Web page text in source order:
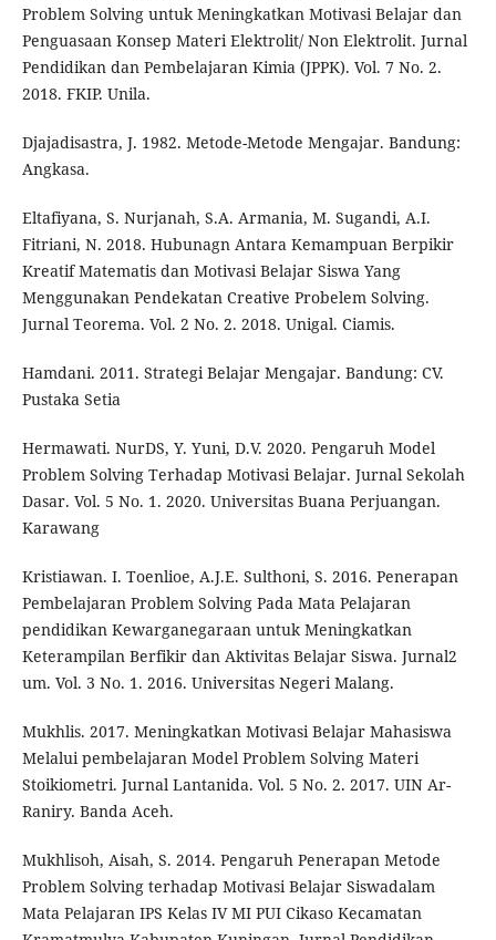
Problem Solving untuk Meningkatkan Motivasi Belajar dan
Penguasaan Konsep Materi Elektrolit/ Non Elektrolit. Jurnal
Pendidikan dan Pembelajaran Kimia (JPPK). Vol. 7 No. 2.
2018. FKIP. Unila.
Djajadisastra, J. 1982. Metode-Metode Mengajar. Bandung:
Angkasa.
Eltafiyana, S. Nurjanah, S.A. Armania, M. Sugandi, A.I.
Fitriani, N. 2018. Hubunagn Antara Kemampuan Berpikir
Kreatif Matematis dan Motivasi Belajar Siswa Yang
Menggunakan Pendekatan Creative Probelem Solving.
Jurnal Teorema. Vol. 2 No. 2. 2018. Unigal. Ciamis.
Hamdani. 2011. Strategi Belajar Mengajar. Bandung: CV.
Pustaka Setia
Hermawati. NurDS, Y. Yuni, D.V. 2020. Pengaruh Model
Problem Solving Terhadap Motivasi Belajar. Jurnal Sekolah
Dasar. Vol. 5 No. 1. 2020. Universitas Buana Perjuangan.
Karawang
Kristiawan. I. Toenlioe, A.J.E. Sulthoni, S. 2016. Penerapan
Pembelajaran Problem Solving Pada Mata Pelajaran
pendidikan Kewarganegaraan untuk Meningkatkan
Keterampilan Berfikir dan Aktivitas Belajar Siswa. Jurnal2
um. Vol. 3 No. 1. 2016. Universitas Negeri Malang.
Mukhlis. 2017. Meningkatkan Motivasi Belajar Mahasiswa
Melalui pembelajaran Model Problem Solving Materi
Stoikiometri. Jurnal Lantanida. Vol. 5 No. 2. 2017. UIN Ar-
Raniry. Banda Aceh.
Mukhlisoh, Aisah, S. 2014. Pengaruh Penerapan Metode
Problem Solving terhadap Motivasi Belajar Siswadalam
Mata Pelajaran IPS Kelas IV MI PUI Cikaso Kecamatan